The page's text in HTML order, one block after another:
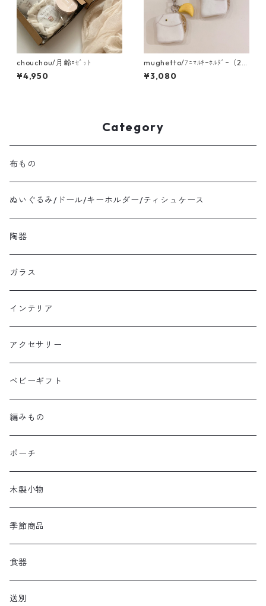
chouchou/月齢ﾛｾﾞｯﾄ
¥4,950
mughetto/ｱﾆﾏﾙｷｰﾎﾙﾀﾞｰ（2つ
付き）
¥3,080
Category
布もの
ぬいぐるみ/ドール/キーホルダー/ティシュケース
陶器
ガラス
インテリア
アクセサリー
ベビーギフト
編みもの
ポーチ
木製小物
季節商品
食器
送別